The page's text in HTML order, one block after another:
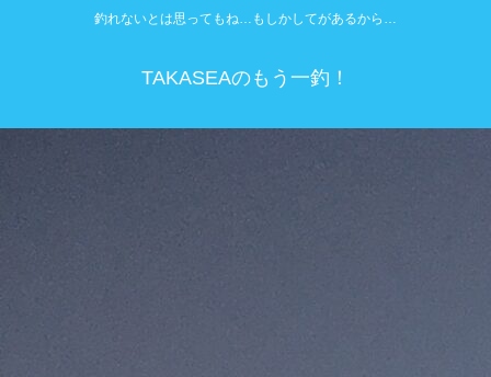
釣れないとは思ってもね…もしかしてがあるから…
TAKASEAのもう一釣！